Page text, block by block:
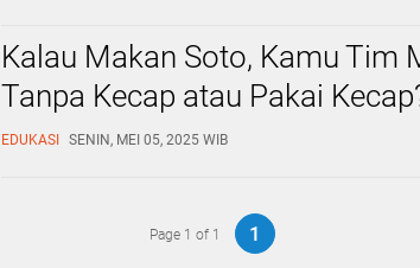
Kalau Makan Soto, Kamu Tim
Tanpa Kecap atau Pakai
EDUKASI SENIN, MEI 05, 2025 WIB
Page 1 of 1 1